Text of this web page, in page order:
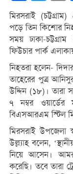
মিরসরাই (চট্টগ্রাম)
পড়ে তিন কিশোর
সময় ঢাকা-
ফিউচার পার্ক
নিহতরা হলেন-
তাহেরের পুত্র
উদ্দিন (১৮)। তারা
৭ নম্বর ওয়ার্ডের
বিএসআরএম স্টিল
মিরসরাই উপজেলা
উল্ল্যাহ বলেন,
নিয়ে আসেন।
করেছি। তবে তারা